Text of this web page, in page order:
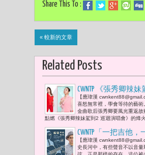
Share This To :
« 較新的文章
Related Posts
CWNTP 《張秀卿辣
雙十國慶的大地盛
辣妹之約
【應瑋漢
喜怒無常裡，學會等待的藝術
金曲歌后張秀卿要風光重返
點燃《張秀卿辣妹駕到2 巡迴演唱會》的烽火
CWNTP「一把吉他
代定音。發音的覺
【應瑋漢
史長河中，有些聲音不以音